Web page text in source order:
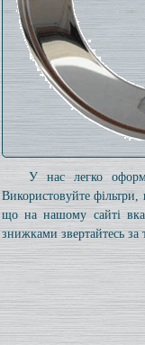
У нас легко
Використовуйте
що на нашому сайті
знижками звертайтесь за